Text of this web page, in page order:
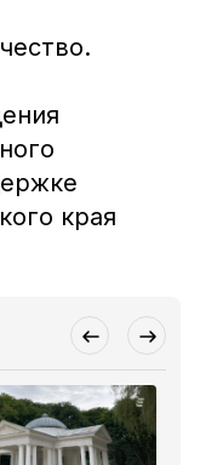
края